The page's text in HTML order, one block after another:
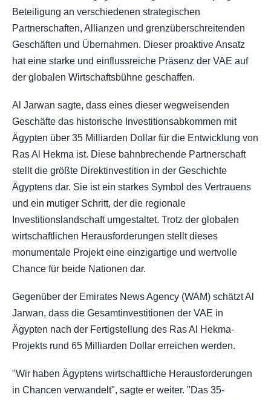
Beteiligung an verschiedenen strategischen
Partnerschaften, Allianzen und grenzüberschreitenden
Geschäften und Übernahmen. Dieser proaktive Ansatz
hat eine starke und einflussreiche Präsenz der VAE auf
der globalen Wirtschaftsbühne geschaffen.
Al Jarwan sagte, dass eines dieser wegweisenden
Geschäfte das historische Investitionsabkommen mit
Ägypten über 35 Milliarden Dollar für die Entwicklung von
Ras Al Hekma ist. Diese bahnbrechende Partnerschaft
stellt die größte Direktinvestition in der Geschichte
Ägyptens dar. Sie ist ein starkes Symbol des Vertrauens
und ein mutiger Schritt, der die regionale
Investitionslandschaft umgestaltet. Trotz der globalen
wirtschaftlichen Herausforderungen stellt dieses
monumentale Projekt eine einzigartige und wertvolle
Chance für beide Nationen dar.
Gegenüber der Emirates News Agency (WAM) schätzt Al
Jarwan, dass die Gesamtinvestitionen der VAE in
Ägypten nach der Fertigstellung des Ras Al Hekma-
Projekts rund 65 Milliarden Dollar erreichen werden.
"Wir haben Ägyptens wirtschaftliche Herausforderungen
in Chancen verwandelt", sagte er weiter. "Das 35-